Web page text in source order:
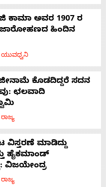
ಕಾಮಾ ಅವರ 1907 ರ
ಹಿಂದಿನ
ಯುವಧ್ವನಿ
ಕೊಡದಿದ್ದರೆ ಸದನ
ಛಲವಾದಿ
ರಾಜ್ಯ
ವಿಸ್ತರಣೆ ಮಾಡಿದ್ದು
ಹೈಕಮಾಂಡ್
ವಿಜಯೇಂದ್ರ
ರಾಜ್ಯ